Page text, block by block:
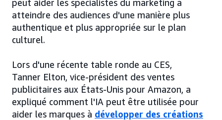
peut aider les spécialistes du marketing à
atteindre des audiences d'une manière plus
authentique et plus appropriée sur le plan
culturel.
Lors d'une récente table ronde au CES,
Tanner Elton, vice-président des ventes
publicitaires aux États-Unis pour Amazon, a
expliqué comment l'IA peut être utilisée pour
aider les marques à développer des créations